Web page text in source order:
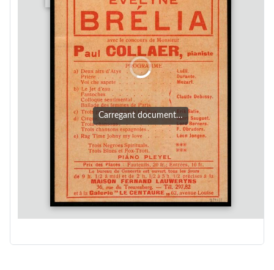
Carregant document…